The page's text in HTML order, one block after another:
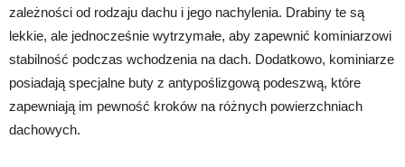
zależności od rodzaju dachu i jego nachylenia. Drabiny te są
lekkie, ale jednocześnie wytrzymałe, aby zapewnić kominiarzowi
stabilność podczas wchodzenia na dach. Dodatkowo, kominiarze
posiadają specjalne buty z antypoślizgową podeszwą, które
zapewniają im pewność kroków na różnych powierzchniach
dachowych.